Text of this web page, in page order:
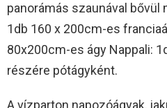
panorámás szaunával bővül
1db 160 x 200cm-es
80x200cm-es ágy Nappali:
részére pótágyként.
A vízparton napozóágyak,